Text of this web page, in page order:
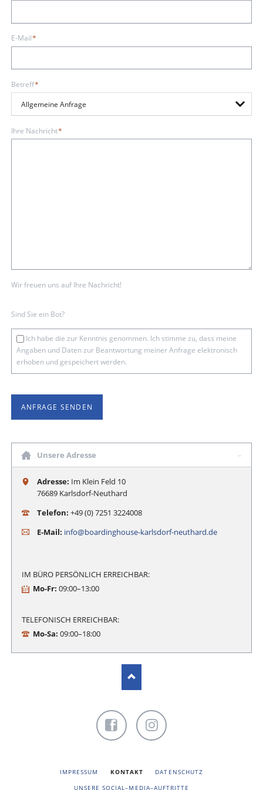
Pflichtfeld
E-Mail*
Pflichtfeld
Betreff*
Pflichtfeld
Ihre Nachricht*
Wir freuen uns auf Ihre Nachricht!
Sind Sie ein Bot?
Ich habe die zur Kenntnis genommen. Ich stimme zu, dass meine
Angaben und Daten zur Beantwortung meiner Anfrage elektronisch
erhoben und gespeichert werden.
ANFRAGE SENDEN
Unsere Adresse
Adresse: Im Klein Feld 10
76689 Karlsdorf-Neuthard
Telefon: +49 (0) 7251 3224008
E-Mail: info@boardinghouse-karlsdorf-neuthard.de
IM BÜRO PERSÖNLICH ERREICHBAR:
Mo-Fr: 09:00–13:00
TELEFONISCH ERREICHBAR:
Mo-Sa: 09:00–18:00
NAVIGATION
IMPRESSUM KONTAKT
DATENSCHUTZ
UNSERE SOCIAL–MEDIA–AUFTRITTE